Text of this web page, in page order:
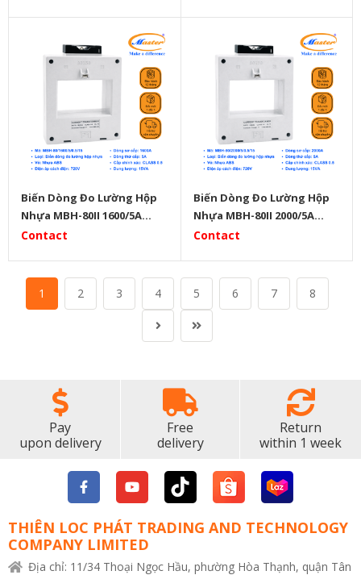
Biến Dòng Đo Lường Hộp
Nhựa MBH-80II 1600/5A
Master
Contact
Biến Dòng Đo Lường Hộp
Nhựa MBH-80II 2000/5A
Master
Contact
1 2 3 4 5 6 7 8
Pay
upon delivery
Free
delivery
Return
within 1 week
THIÊN LOC PHÁT TRADING AND TECHNOLOGY
COMPANY LIMITED
Địa chỉ: 11/34 Thoại Ngọc Hầu, phường Hòa Thạnh, quận Tân